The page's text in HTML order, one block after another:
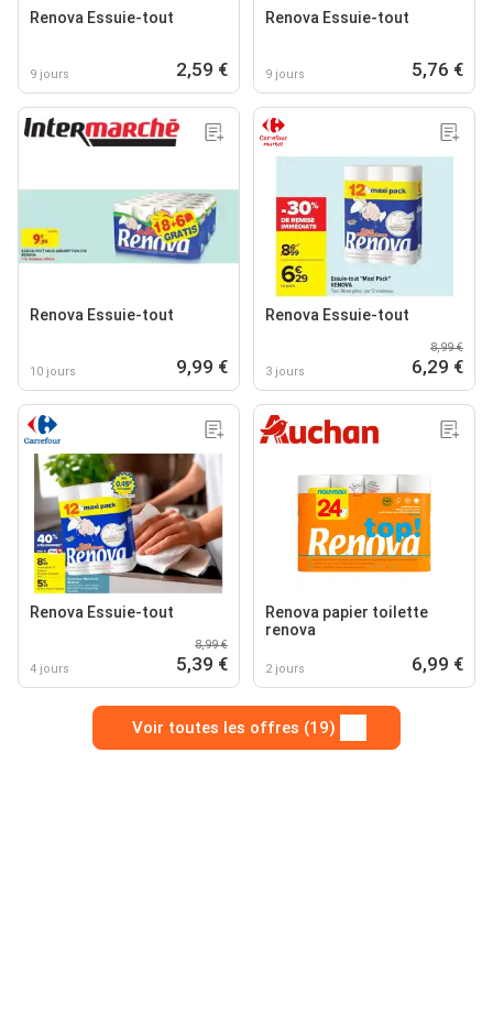
Renova Essuie-tout
9 jours 2,59 €
Renova Essuie-tout
9 jours 5,76 €
Renova Essuie-tout
10 jours 9,99 €
Renova Essuie-tout
3 jours
8,99 €
6,29 €
Renova Essuie-tout
4 jours
8,99 €
5,39 €
Renova papier toilette
renova
2 jours 6,99 €
Voir toutes les offres (19)